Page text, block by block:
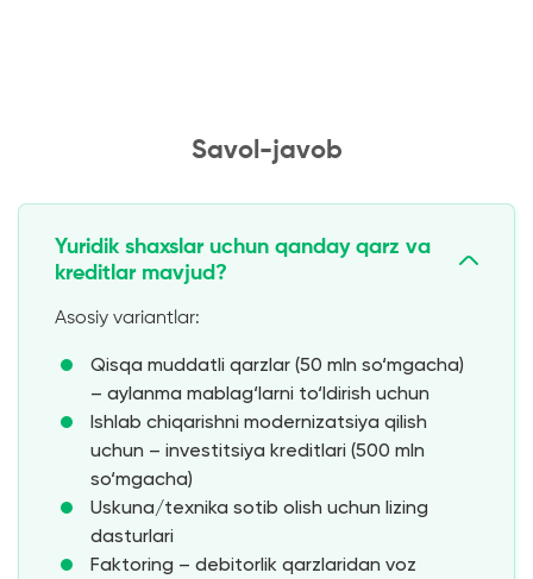
Savol-javob
Yuridik shaxslar uchun qanday qarz va
kreditlar mavjud?
Asosiy variantlar:
Qisqa muddatli qarzlar (50 mln so‘mgacha)
– aylanma mablag‘larni to‘ldirish uchun
Ishlab chiqarishni modernizatsiya qilish
uchun – investitsiya kreditlari (500 mln
so‘mgacha)
Uskuna/texnika sotib olish uchun lizing
dasturlari
Faktoring – debitorlik qarzlaridan voz